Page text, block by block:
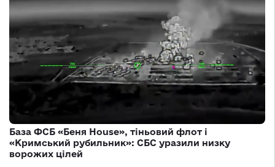
База ФСБ «Беня House», тіньовий флот і
«Кримський рубильник»: СБС уразили низку
ворожих цілей